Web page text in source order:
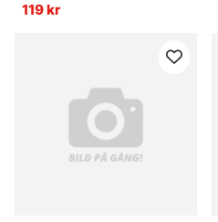
119 kr